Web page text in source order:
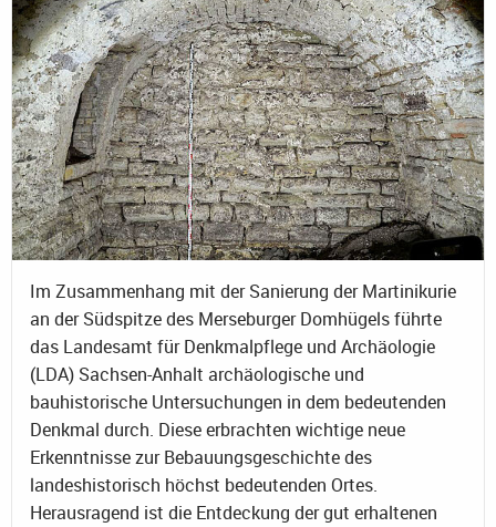
Im Zusammenhang mit der Sanierung der Martinikurie
an der Südspitze des Merseburger Domhügels führte
das Landesamt für Denkmalpflege und Archäologie
(LDA) Sachsen-Anhalt archäologische und
bauhistorische Untersuchungen in dem bedeutenden
Denkmal durch. Diese erbrachten wichtige neue
Erkenntnisse zur Bebauungsgeschichte des
landeshistorisch höchst bedeutenden Ortes.
Herausragend ist die Entdeckung der gut erhaltenen